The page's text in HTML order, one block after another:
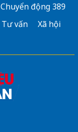
Chuyển động 389
Tư vấn
Xã hội